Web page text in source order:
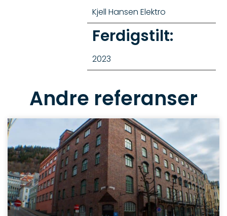
Kjell Hansen Elektro
Ferdigstilt:
2023
Andre referanser